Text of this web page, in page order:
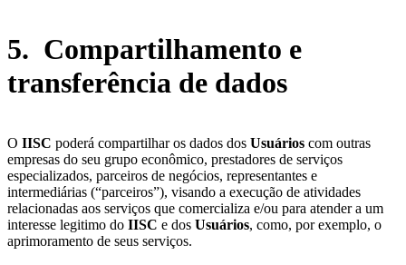
5. Compartilhamento e
transferência de dados
O IISC poderá compartilhar os dados dos Usuários com outras
empresas do seu grupo econômico, prestadores de serviços
especializados, parceiros de negócios, representantes e
intermediárias (“parceiros”), visando a execução de atividades
relacionadas aos serviços que comercializa e/ou para atender a um
interesse legitimo do IISC e dos Usuários, como, por exemplo, o
aprimoramento de seus serviços.